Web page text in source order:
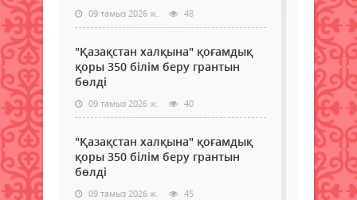
09 тамыз 2026 ж. 48
"Қазақстан халқына" қоғамдық
қоры 350 білім беру грантын
бөлді
09 тамыз 2026 ж. 40
"Қазақстан халқына" қоғамдық
қоры 350 білім беру грантын
бөлді
09 тамыз 2026 ж. 45